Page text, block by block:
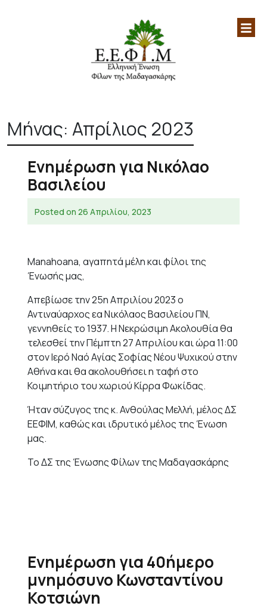
to
content
Αφρική|
Μήνας: Απρίλιος 2023
Ενημέρωση για Νικόλαο
Βασιλείου
Posted on 26 Απριλίου, 2023
Manahoana, αγαπητά μέλη και φίλοι της
Ένωσής μας,
Απεβίωσε την 25η Απριλίου 2023 ο
Αντιναύαρχος εα Νικόλαος Βασιλείου ΠΝ,
γεννηθείς το 1937. Η Νεκρώσιμη Ακολουθία θα
τελεσθεί την Πέμπτη 27 Απριλίου και ώρα 11:00
στον Ιερό Ναό Αγίας Σοφίας Νέου Ψυχικού στην
Αθήνα και θα ακολουθήσει η ταφή στο
Κοιμητήριο του χωριού Κίρρα Φωκίδας.
Ήταν σύζυγος της κ. Ανθούλας Μελλή, μέλος ΔΣ
ΕΕΦΙΜ, καθώς και ιδρυτικό μέλος της Ένωση
μας.
Το ΔΣ της Ένωσης Φίλων της Μαδαγασκάρης
Ενημέρωση για 40ήμερο
μνημόσυνο Κωνσταντίνου
Κοτσιώνη